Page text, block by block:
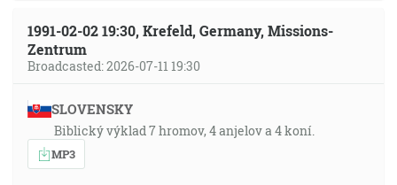
1991-02-02 19:30, Krefeld, Germany, Missions-
Zentrum
Broadcasted: 2026-07-11 19:30
SLOVENSKY
Biblický výklad 7 hromov, 4 anjelov a 4 koní.
MP3